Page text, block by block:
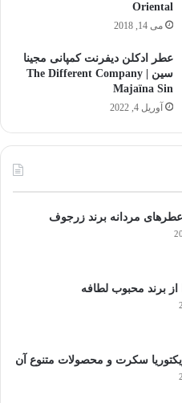
Oriental
می 14, 2018
عطر ادکلن دیفرنت کمپانی مجینا
سین | The Different Company
Majaïna Sin
آوریل 4, 2022
از برند محبوب لطافه
سکرت و محصولات متنوع آن